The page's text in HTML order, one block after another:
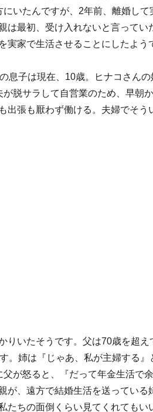
いたんですが、2年前、離婚して
は最初、受け入れないと言ってい
家で生活させることにしたよう
息子は現在、10歳。ヒナコさんの
脱サラして自営業のため、早朝
出張も厭わず働ける。夫婦でそう
りいたそうです。父は70歳を超え
。姉は『じゃあ、私が主婦する』
が怒ると、『だって年金生活で
が、遠方で結婚生活を送っている
たちの面倒くらい見てくれてもい